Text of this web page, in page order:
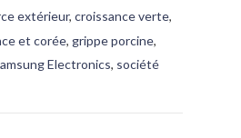
extérieur, croissance verte,
et corée, grippe porcine,
Electronics, société